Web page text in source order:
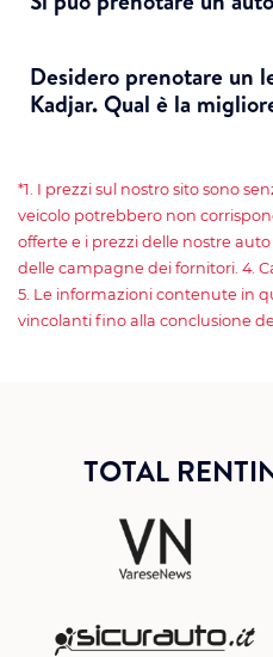
Desidero prenotare un
Kadjar. Qual è la
*1. I prezzi sul nostro sito sono
veicolo potrebbero non
offerte e i prezzi delle nostre
delle campagne dei fornitori. 4.
5. Le informazioni contenute in
vincolanti fino alla conclusione
TOTAL